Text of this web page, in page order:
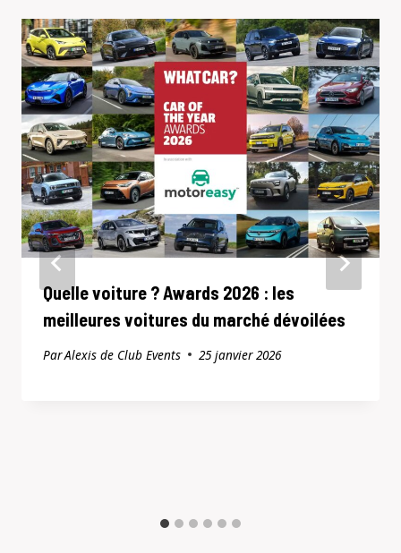
Quelle voiture ? Awards 2026 : les
meilleures voitures du marché dévoilées
ParAlexis de Club Events 25 janvier 2026